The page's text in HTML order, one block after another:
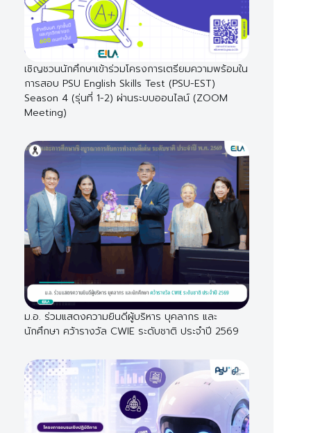
เชิญชวนนักศึกษาเข้าร่วมโครงการเตรียมความพร้อมใน
การสอบ PSU English Skills Test (PSU-EST)
Season 4 (รุ่นที่ 1-2) ผ่านระบบออนไลน์ (ZOOM
Meeting)
ม.อ. ร่วมแสดงความยินดีผู้บริหาร บุคลากร และ
นักศึกษา คว้ารางวัล CWIE ระดับชาติ ประจำปี 2569